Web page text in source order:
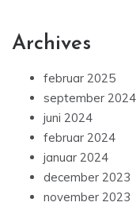
Archives
februar 2025
september 2024
juni 2024
februar 2024
januar 2024
december 2023
november 2023